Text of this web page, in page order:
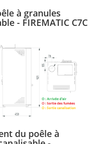
à granules
- FIREMATIC C7C
du poêle à